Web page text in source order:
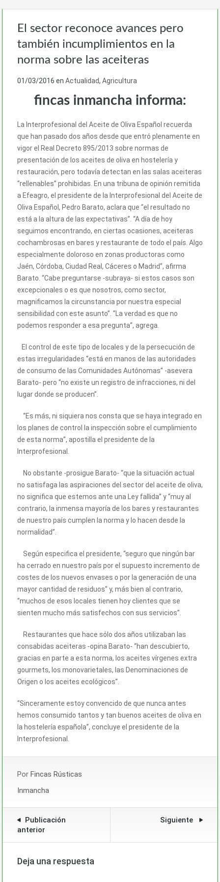
El sector reconoce avances pero
también incumplimientos en la
norma sobre las aceiteras
01/03/2016 en Actualidad, Agricultura
fincas inmancha informa:
La Interprofesional del Aceite de Oliva Español recuerda
que han pasado dos años desde que entró plenamente en
vigor el Real Decreto 895/2013 sobre normas de
presentación de los aceites de oliva en hostelería y
restauración, pero todavía detectan en las salas aceiteras
“rellenables” prohibidas. En una tribuna de opinión remitida
a Efeagro, el presidente de la Interprofesional del Aceite de
Oliva Español, Pedro Barato, aclara que “el resultado no
está a la altura de las expectativas”. “A día de hoy
seguimos encontrando, en ciertas ocasiones, aceiteras
cochambrosas en bares y restaurante de todo el país. Algo
especialmente doloroso en zonas productoras como
Jaén, Córdoba, Ciudad Real, Cáceres o Madrid”, afirma
Barato. “Cabe preguntarse -subraya- si estos casos son
excepcionales o es que nosotros, como sector,
magnificamos la circunstancia por nuestra especial
sensibilidad con este asunto”. “La verdad es que no
podemos responder a esa pregunta”, agrega.
El control de este tipo de locales y de la persecución de
estas irregularidades “está en manos de las autoridades
de consumo de las Comunidades Autónomas” -asevera
Barato- pero “no existe un registro de infracciones, ni del
lugar donde se producen”.
“Es más, ni siquiera nos consta que se haya integrado en
los planes de control la inspección sobre el cumplimiento
de esta norma”, apostilla el presidente de la
Interprofesional.
No obstante -prosigue Barato- “que la situación actual
no satisfaga las aspiraciones del sector del aceite de oliva,
no significa que estemos ante una Ley fallida” y “muy al
contrario, la inmensa mayoría de los bares y restaurantes
de nuestro país cumplen la norma y lo hacen desde la
normalidad”.
Según especifica el presidente, “seguro que ningún bar
ha cerrado en nuestro país por el supuesto incremento de
costes de los nuevos envases o por la generación de una
mayor cantidad de residuos” y, más bien al contrario,
“muchos de esos locales tienen hoy clientes que se
sienten mucho más satisfechos con sus servicios”.
Restaurantes que hace sólo dos años utilizaban las
consabidas aceiteras -opina Barato- “han descubierto,
gracias en parte a esta norma, los aceites vírgenes extra
gourmets, los monovarietales, las Denominaciones de
Origen o los aceites ecológicos”.
“Sinceramente estoy convencido de que nunca antes
hemos consumido tantos y tan buenos aceites de oliva en
la hostelería española”, concluye el presidente de la
Interprofesional.
Por Fincas Rústicas
Inmancha
Publicación
anterior
Siguiente
Deja una respuesta